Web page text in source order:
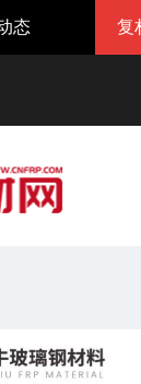
态 复